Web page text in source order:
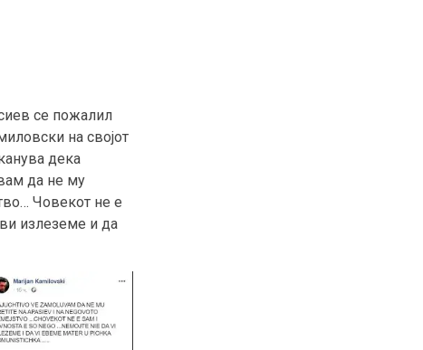
се пожалил
на својот
дека
да не му
Човекот не е
излеземе и да